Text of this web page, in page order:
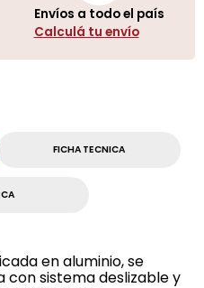
Envíos a todo el país
Calculá tu envío
FICHA TECNICA
en aluminio, se
sistema deslizable y